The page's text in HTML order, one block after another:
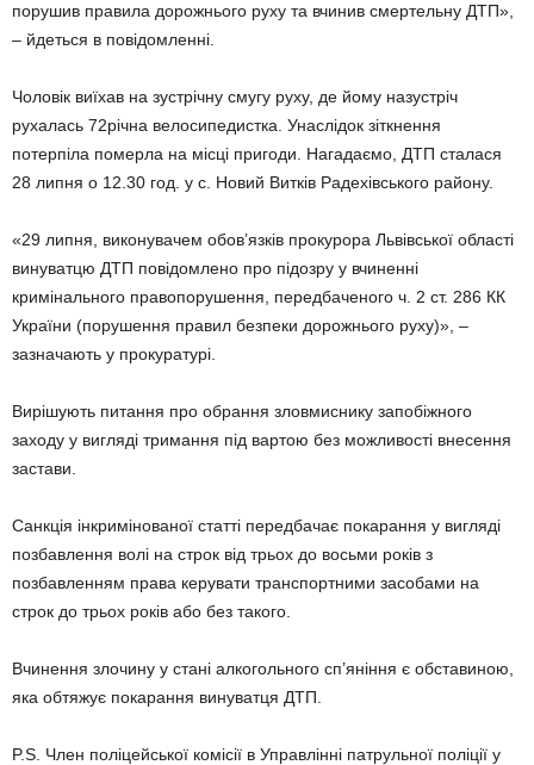
порушив правила дорожнього руху та вчинив смертельну ДТП»,
– йдеться в повідомленні.
Чоловік виїхав на зустрічну смугу руху, де йому назустріч
рухалась 72річна велосипедистка. Унаслідок зіткнення
потерпіла померла на місці пригоди. Нагадаємо, ДТП сталася
28 липня о 12.30 год. у с. Новий Витків Радехівського району.
«29 липня, виконувачем обов’язків прокурора Львівської області
винуватцю ДТП повідомлено про підозру у вчиненні
кримінального правопорушення, передбаченого ч. 2 ст. 286 КК
України (порушення правил безпеки дорожнього руху)», –
зазначають у прокуратурі.
Вирішують питання про обрання зловмиснику запобіжного
заходу у вигляді тримання під вартою без можливості внесення
застави.
Санкція інкримінованої статті передбачає покарання у вигляді
позбавлення волі на строк від трьох до восьми років з
позбавленням права керувати транспортними засобами на
строк до трьох років або без такого.
Вчинення злочину у стані алкогольного сп’яніння є обставиною,
яка обтяжує покарання винуватця ДТП.
P.S. Член поліцейської комісії в Управлінні патрульної поліції у